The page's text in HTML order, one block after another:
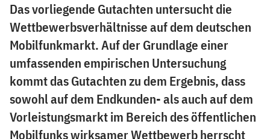
Das vorliegende Gutachten untersucht die
Wettbewerbsverhältnisse auf dem deutschen
Mobilfunkmarkt. Auf der Grundlage einer
umfassenden empirischen Untersuchung
kommt das Gutachten zu dem Ergebnis, dass
sowohl auf dem Endkunden- als auch auf dem
Vorleistungsmarkt im Bereich des öffentlichen
Mobilfunks wirksamer Wettbewerb herrscht